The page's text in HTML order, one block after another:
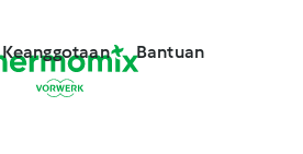
Keanggotaan Bantuan